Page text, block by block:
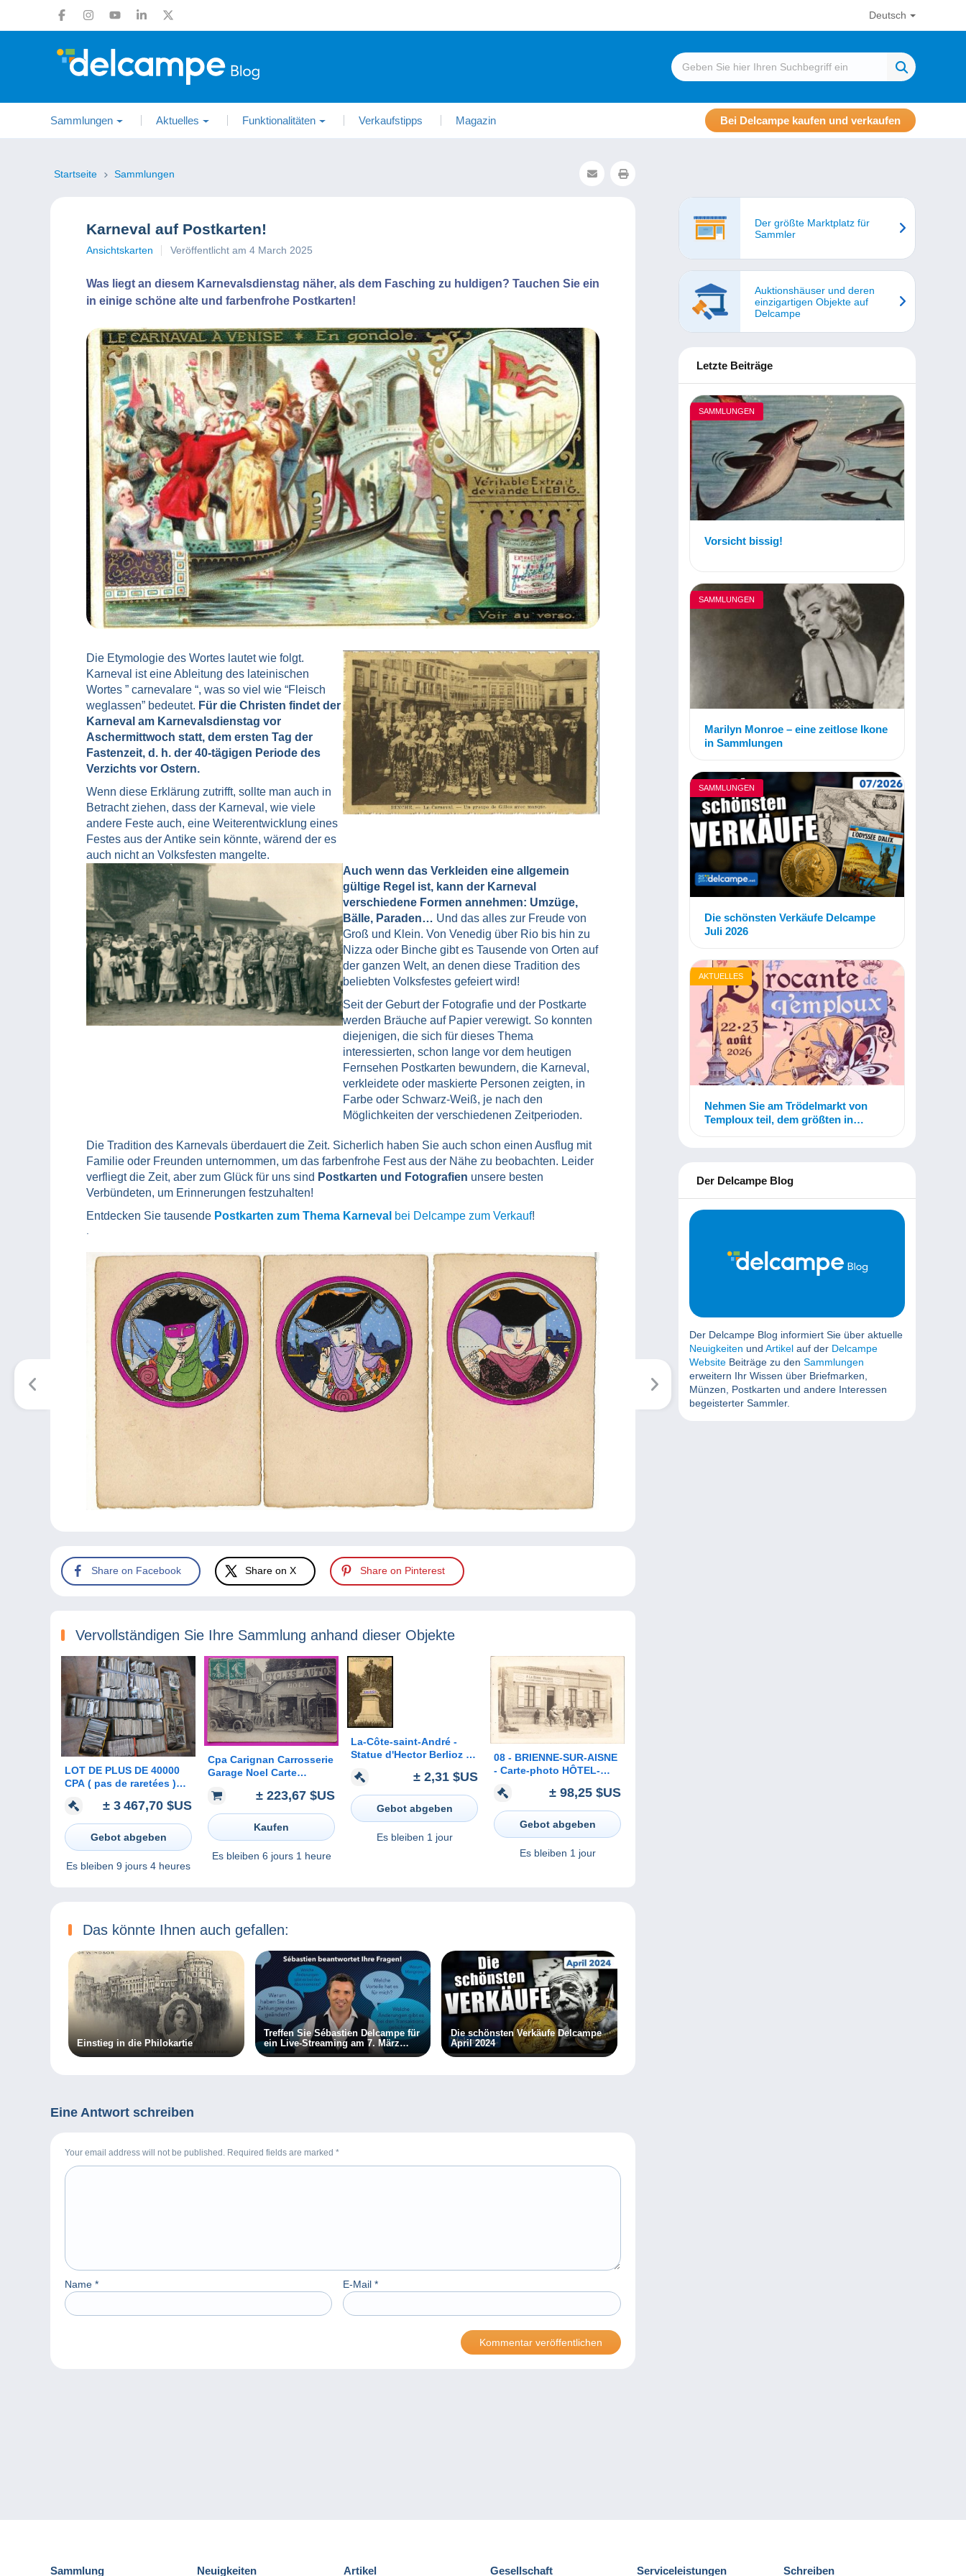
Deutsch
Sammlungen Aktuelles Funktionalitäten Verkaufstipps Magazin Bei Delcampe kaufen und verkaufen
Startseite Sammlungen
Karneval auf Postkarten!
Ansichtskarten Veröffentlicht am 4 March 2025
Was liegt an diesem Karnevalsdienstag näher, als dem Fasching zu huldigen? Tauchen Sie ein
in einige schöne alte und farbenfrohe Postkarten!
Die Etymologie des Wortes lautet wie folgt.
Karneval ist eine Ableitung des lateinischen
Wortes ” carnevalare “, was so viel wie “Fleisch
weglassen” bedeutet. Für die Christen findet der
Karneval am Karnevalsdienstag vor
Aschermittwoch statt, dem ersten Tag der
Fastenzeit, d. h. der 40-tägigen Periode des
Verzichts vor Ostern.
Wenn diese Erklärung zutrifft, sollte man auch in
Betracht ziehen, dass der Karneval, wie viele
andere Feste auch, eine Weiterentwicklung eines
Festes aus der Antike sein könnte, wärend der es
auch nicht an Volksfesten mangelte.
Auch wenn das Verkleiden eine allgemein
gültige Regel ist, kann der Karneval
verschiedene Formen annehmen: Umzüge,
Bälle, Paraden… Und das alles zur Freude von
Groß und Klein. Von Venedig über Rio bis hin zu
Nizza oder Binche gibt es Tausende von Orten auf
der ganzen Welt, an denen diese Tradition des
beliebten Volksfestes gefeiert wird!
Seit der Geburt der Fotografie und der Postkarte
werden Bräuche auf Papier verewigt. So konnten
diejenigen, die sich für dieses Thema
interessierten, schon lange vor dem heutigen
Fernsehen Postkarten bewundern, die Karneval,
verkleidete oder maskierte Personen zeigten, in
Farbe oder Schwarz-Weiß, je nach den
Möglichkeiten der verschiedenen Zeitperioden.
Die Tradition des Karnevals überdauert die Zeit. Sicherlich haben Sie auch schon einen Ausflug mit
Familie oder Freunden unternommen, um das farbenfrohe Fest aus der Nähe zu beobachten. Leider
verfliegt die Zeit, aber zum Glück für uns sind Postkarten und Fotografien unsere besten
Verbündeten, um Erinnerungen festzuhalten!
Entdecken Sie tausende Postkarten zum Thema Karneval bei Delcampe zum Verkauf!
.
Share on Facebook Share on X Share on Pinterest
Vervollständigen Sie Ihre Sammlung anhand dieser Objekte
LOT DE PLUS DE 40000
CPA ( pas de raretées )
CARTES SEMI-
MODERNES .... A
EMPORTER
± 3 467,70 $US
Gebot abgeben
Es bleiben 9 jours 4 heures
Cpa Carignan Carrosserie
Garage Noel Carte
Proche Bazeilles Sedan
± 223,67 $US
Kaufen
Es bleiben 6 jours 1 heure
La-Côte-saint-André -
Statue d'Hector Berlioz -
± 2,31 $US
Gebot abgeben
Es bleiben 1 jour
08 - BRIENNE-SUR-AISNE
- Carte-photo HÔTEL-
BONNE VOLONTÉ" -
marchand ambulant de
draps et couvertures
± 98,25 $US
Gebot abgeben
Es bleiben 1 jour
Das könnte Ihnen auch gefallen:
Einstieg in die Philokartie
Treffen Sie Sébastien Delcampe für
ein Live-Streaming am 7. März
2024!
Die schönsten Verkäufe Delcampe
April 2024
Eine Antwort schreiben
Your email address will not be published. Required fields are marked *
Name * E-Mail *
Der größte Marktplatz für
Sammler
Auktionshäuser und deren
einzigartigen Objekte auf
Delcampe
Letzte Beiträge
SAMMLUNGEN
Vorsicht bissig!
SAMMLUNGEN
Marilyn Monroe – eine zeitlose Ikone
in Sammlungen
SAMMLUNGEN
Die schönsten Verkäufe Delcampe
Juli 2026
AKTUELLES
Nehmen Sie am Trödelmarkt von
Temploux teil, dem größten in
Der Delcampe Blog
Der Delcampe Blog informiert Sie über aktuelle
Neuigkeiten und Artikel auf der Delcampe
Website Beiträge zu den Sammlungen
erweitern Ihr Wissen über Briefmarken,
Münzen, Postkarten und andere Interessen
begeisterter Sammler.
Sammlung Neuigkeiten Artikel Gesellschaft Serviceleistungen Schreiben